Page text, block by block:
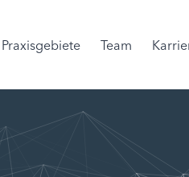
Praxisgebiete Team